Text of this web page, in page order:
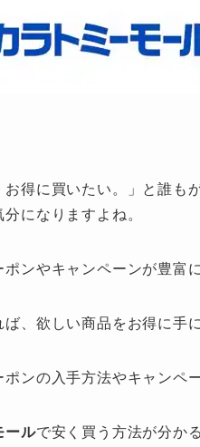
得に買いたい。」と誰も
になりますよね。
ンやキャンペーンが豊富
、欲しい商品をお得に手
ポンの入手方法やキャンペ
ールで安く買う方法が分か